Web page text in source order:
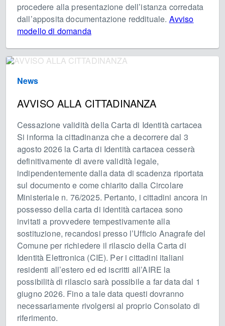
procedere alla presentazione dell’istanza corredata
dall’apposita documentazione reddituale. Avviso
modello di domanda
News
AVVISO ALLA CITTADINANZA
Cessazione validità della Carta di Identità cartacea
Si informa la cittadinanza che a decorrere dal 3
agosto 2026 la Carta di Identità cartacea cesserà
definitivamente di avere validità legale,
indipendentemente dalla data di scadenza riportata
sul documento e come chiarito dalla Circolare
Ministeriale n. 76/2025. Pertanto, i cittadini ancora in
possesso della carta di identità cartacea sono
invitati a provvedere tempestivamente alla
sostituzione, recandosi presso l’Ufficio Anagrafe del
Comune per richiedere il rilascio della Carta di
Identità Elettronica (CIE). Per i cittadini italiani
residenti all’estero ed ed iscritti all’AIRE la
possibilità di rilascio sarà possibile a far data dal 1
giugno 2026. Fino a tale data questi dovranno
necessariamente rivolgersi al proprio Consolato di
riferimento.